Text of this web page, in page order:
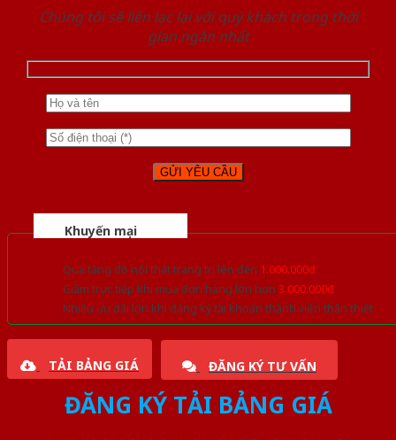
Chúng tôi sẽ liên lạc lại với quý khách trong thời
gian ngắn nhất
Khuyến mại
Quà tặng đồ nội thất trang trí lên đến 1.000.000đ
Giảm trực tiếp khi mua đơn hàng lớn hơn 3.000.000đ
Nhiều ưu đãi lớn khi đăng ký tài khoản thành viên thân thiết
TẢI BẢNG GIÁ ĐĂNG KÝ TƯ VẤN
ĐĂNG KÝ TẢI BẢNG GIÁ